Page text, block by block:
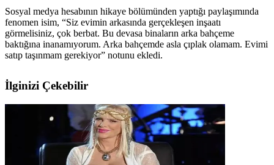
Sosyal medya hesabının hikaye bölümünden yaptığı paylaşımında
fenomen isim, “Siz evimin arkasında gerçekleşen inşaatı
görmelisiniz, çok berbat. Bu devasa binaların arka bahçeme
baktığına inanamıyorum. Arka bahçemde asla çıplak olamam. Evimi
satıp taşınmam gerekiyor” notunu ekledi.
İlginizi Çekebilir